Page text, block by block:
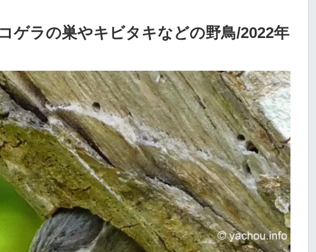
ゲラの巣やキビタキなどの野鳥/2022年